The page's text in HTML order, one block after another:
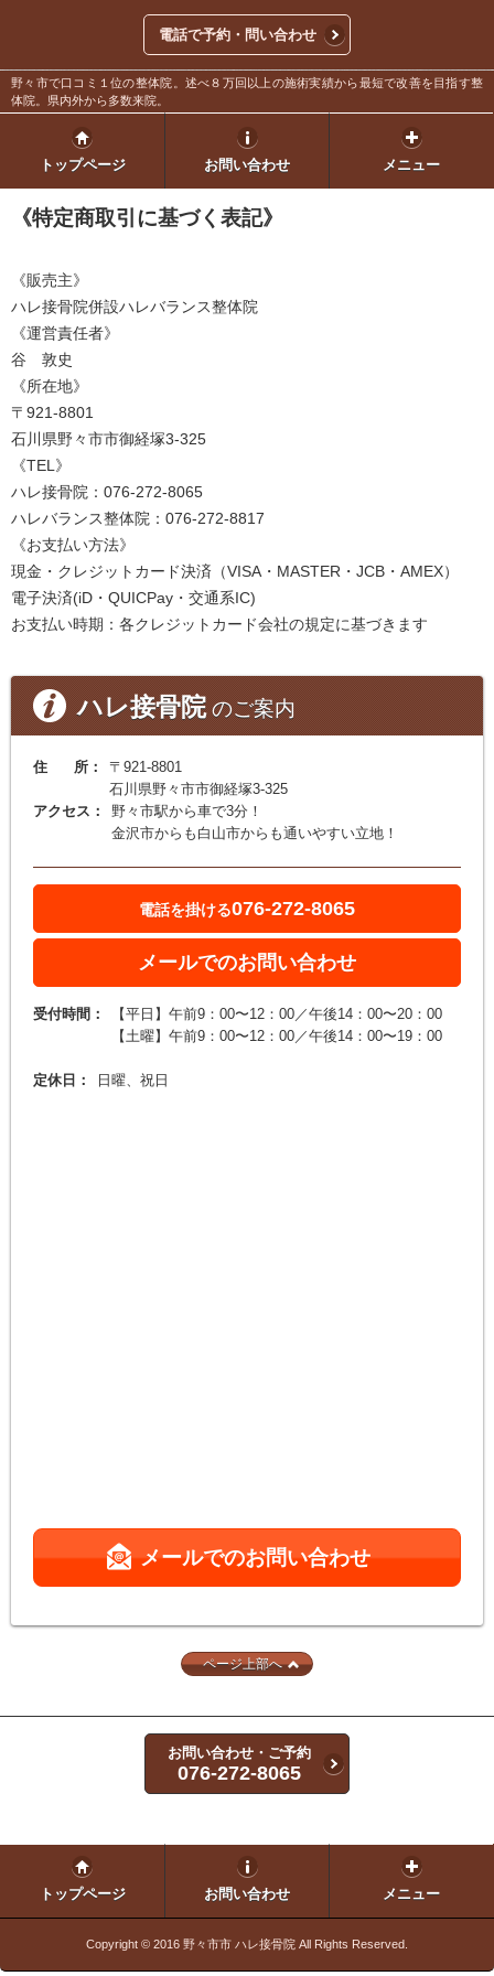
野々市で口コミ１位の整体院。述べ８万回以上の施術実績から最短で改善を目指す整
体院。県内外から多数来院。
トップページ お問い合わせ メニュー
《特定商取引に基づく表記》
《販売主》
ハレ接骨院併設ハレバランス整体院
《運営責任者》
谷 敦史
《所在地》
〒921-8801
石川県野々市市御経塚3-325
《TEL》
ハレ接骨院：076-272-8065
ハレバランス整体院：076-272-8817
《お支払い方法》
現金・クレジットカード決済（VISA・MASTER・JCB・AMEX）
電子決済(iD・QUICPay・交通系IC)
お支払い時期：各クレジットカード会社の規定に基づきます
ハレ接骨院 のご案内
住 所：
〒921-8801
石川県野々市市御経塚3-325
アクセス：
野々市駅から車で3分！
金沢市からも白山市からも通いやすい立地！
電話を掛ける076-272-8065
メールでのお問い合わせ
受付時間：
【平日】午前9：00〜12：00／午後14：00〜20：00
【土曜】午前9：00〜12：00／午後14：00〜19：00
定休日： 日曜、祝日
メールでのお問い合わせ
ページ上部へ
お問い合わせ・ご予約
076-272-8065
トップページ お問い合わせ メニュー
Copyright © 2016 野々市市 ハレ接骨院 All Rights Reserved.
電話で予約・問い合わせ